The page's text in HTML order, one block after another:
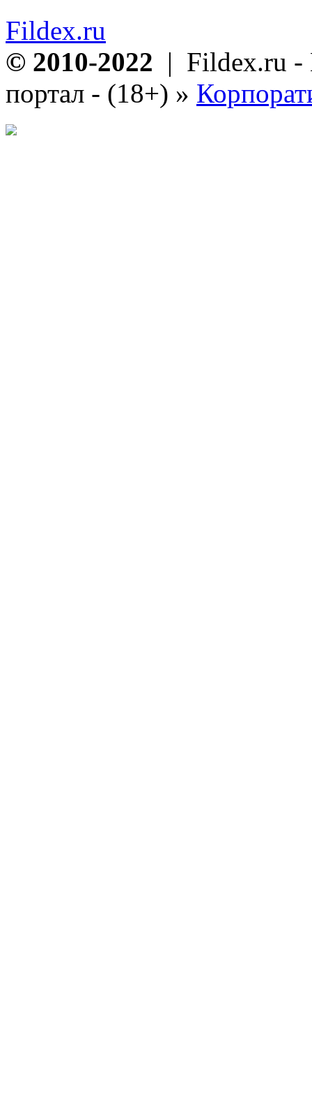
Fildex.ru
© 2010-2022 | Fildex.ru -
портал - (18+) »